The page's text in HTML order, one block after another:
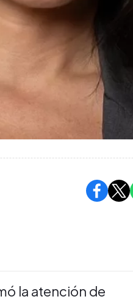
la atención de